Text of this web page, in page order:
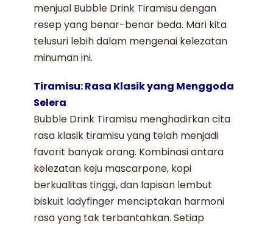
menjual Bubble Drink Tiramisudengan
resep yang benar-benar beda. Mari kita
telusuri lebih dalam mengenai kelezatan
minuman ini.
Tiramisu: Rasa Klasik yang Menggoda
Selera
Bubble Drink Tiramisu menghadirkan cita
rasa klasik tiramisu yang telah menjadi
favorit banyak orang. Kombinasi antara
kelezatan keju mascarpone, kopi
berkualitas tinggi, dan lapisan lembut
biskuit ladyfinger menciptakan harmoni
rasa yang tak terbantahkan. Setiap